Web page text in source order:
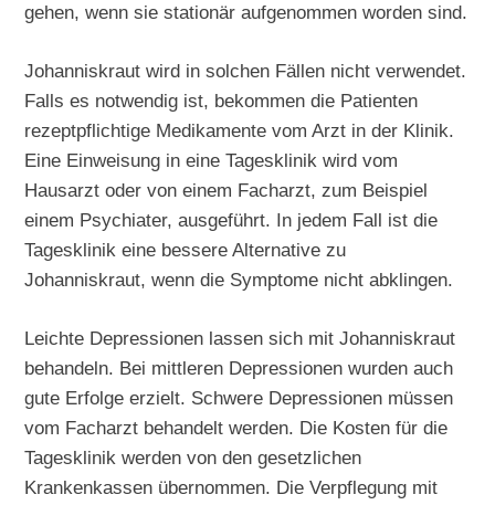
gehen, wenn sie stationär aufgenommen worden sind.
Johanniskraut wird in solchen Fällen nicht verwendet.
Falls es notwendig ist, bekommen die Patienten
rezeptpflichtige Medikamente vom Arzt in der Klinik.
Eine Einweisung in eine Tagesklinik wird vom
Hausarzt oder von einem Facharzt, zum Beispiel
einem Psychiater, ausgeführt. In jedem Fall ist die
Tagesklinik eine bessere Alternative zu
Johanniskraut, wenn die Symptome nicht abklingen.
Leichte Depressionen lassen sich mit Johanniskraut
behandeln. Bei mittleren Depressionen wurden auch
gute Erfolge erzielt. Schwere Depressionen müssen
vom Facharzt behandelt werden. Die Kosten für die
Tagesklinik werden von den gesetzlichen
Krankenkassen übernommen. Die Verpflegung mit